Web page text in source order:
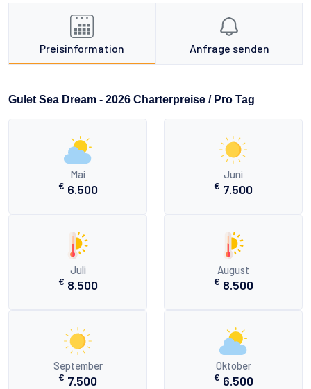
Preisinformation Anfrage senden
Gulet Sea Dream - 2026 Charterpreise / Pro Tag
Mai
€ 6.500
Juni
€ 7.500
Juli
€ 8.500
August
€ 8.500
September
€ 7.500
Oktober
€ 6.500